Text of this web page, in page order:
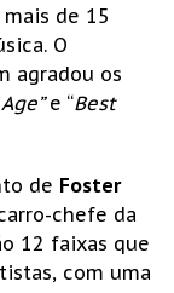
de 15
O
agradou os
e “Best
de Foster
chefe da
12 faixas que
com uma